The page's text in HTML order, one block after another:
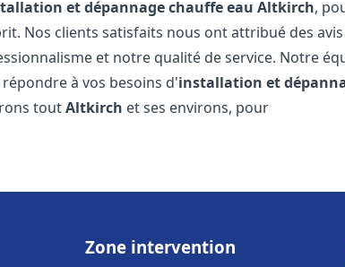
et dépannage chauffe eau Altkirch,
Nos clients satisfaits nous ont attribué des
et notre qualité de service. Notre
à vos besoins d'installation et
toutAltkirch et ses environs, pour
Zone intervention